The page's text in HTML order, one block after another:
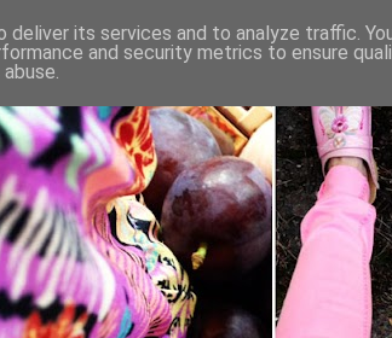
its services and to analyze traffic.
and security metrics to ensure